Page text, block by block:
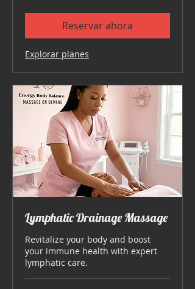
Reservar ahora
Explorar planes
Lymphatic Drainage Massage
Revitalize your body and boost
your immune health with expert
lymphatic care.